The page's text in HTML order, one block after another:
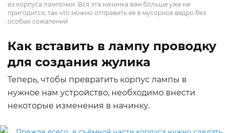
из корпуса лампочки. Вся эта начинка вам больше уже не
пригодится, так что можно отправить её в мусорное ведро без
особых сожалений
Как вставить в лампу проводку
для создания жулика
Теперь, чтобы превратить корпус лампы в
нужное нам устройство, необходимо внести
некоторые изменения в начинку.